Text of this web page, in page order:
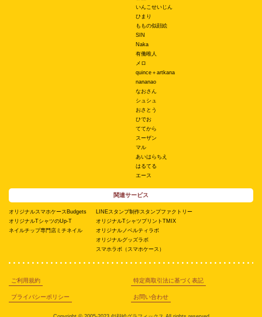
いんこせいじん
ひまり
ももの似顔絵
SIN
Naka
有働唯人
メロ
quince＋artkana
nananao
なおさん
シュシュ
おさとう
ひでお
ててから
スーザン
マル
あいはらちえ
はるてる
エース
関連サービス
オリジナルスマホケースBudgets
オリジナルTシャツのUp-T
ネイルチップ専門店ミチネイル
LINEスタンプ制作スタンプファクトリー
オリジナルTシャツプリントTMIX
オリジナルノベルティラボ
オリジナルグッズラボ
スマホラボ（スマホケース）
ご利用規約 特定商取引法に基づく表記
プライバシーポリシー お問い合わせ